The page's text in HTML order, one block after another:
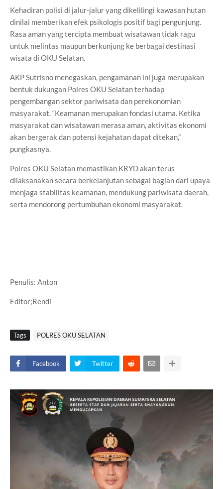
Kehadiran polisi di jalur-jalur yang dikelilingi kawasan hutan
dinilai memberikan efek psikologis positif bagi pengunjung.
Rasa aman yang tercipta membuat wisatawan tidak ragu
untuk melintas maupun berkunjung ke berbagai destinasi
wisata di OKU Selatan.
AKP Sutrisno menegaskan, pengamanan ini juga merupakan
bentuk dukungan Polres OKU Selatan terhadap
pengembangan sektor pariwisata dan perekonomian
masyarakat. “Keamanan merupakan fondasi utama. Ketika
masyarakat dan wisatawan merasa aman, aktivitas ekonomi
akan bergerak dan potensi kejahatan dapat ditekan,”
pungkasnya.
Polres OKU Selatan memastikan KRYD akan terus
dilaksanakan secara berkelanjutan sebagai bagian dari upaya
menjaga stabilitas keamanan, mendukung pariwisata daerah,
serta mendorong pertumbuhan ekonomi masyarakat.
Penulis: Anton
Editor;Rendi
Tags POLRES OKU SELATAN
Facebook Twitter